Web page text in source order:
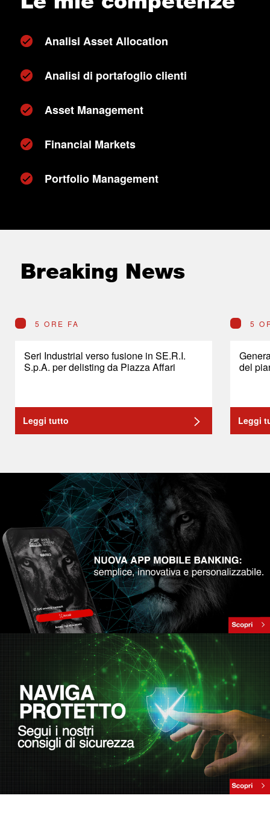
Analisi Asset Allocation
Analisi di portafoglio clienti
Asset Management
Financial Markets
Portfolio Management
Breaking News
5 ORE FA
Seri Industrial verso fusione in SE.R.I.
S.p.A. per delisting da Piazza Affari
Leggi tutto
5
del
Leggi